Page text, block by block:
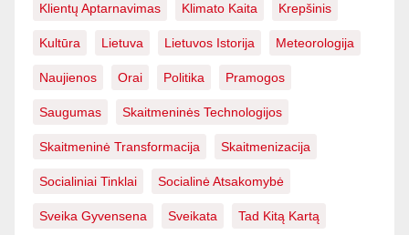
Klientų Aptarnavimas Klimato Kaita Krepšinis
Kultūra Lietuva Lietuvos Istorija Meteorologija
Naujienos Orai Politika Pramogos
Saugumas Skaitmeninės Technologijos
Skaitmeninė Transformacija Skaitmenizacija
Socialiniai Tinklai Socialinė Atsakomybė
Sveika Gyvensena Sveikata Tad Kitą Kartą